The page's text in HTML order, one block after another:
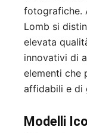
fotografiche.
Lomb si
elevata
innovativi di
elementi che
affidabili e di
Modelli